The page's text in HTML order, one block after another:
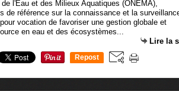
l'Eau et des Milieux Aquatiques (ONEMA),
de référence sur la connaissance et la
vocation de favoriser une gestion globale et
en eau et des écosystèmes...
Lire la
Repost